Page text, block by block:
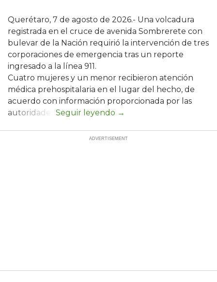
Querétaro, 7 de agosto de 2026.- Una volcadura
registrada en el cruce de avenida Sombrerete con
bulevar de la Nación requirió la intervención de tres
corporaciones de emergencia tras un reporte
ingresado a la línea 911.
Cuatro mujeres y un menor recibieron atención
médica prehospitalaria en el lugar del hecho, de
acuerdo con información proporcionada por las
autoridades.